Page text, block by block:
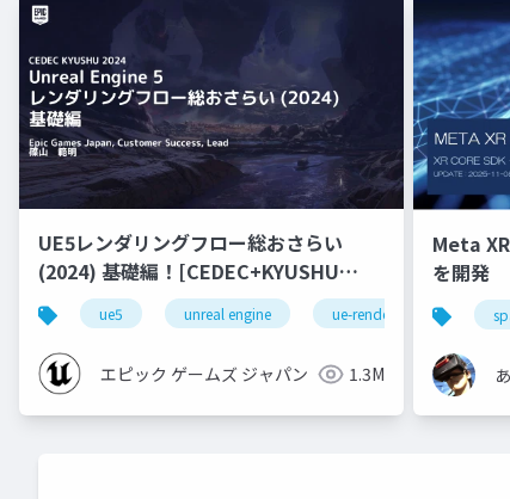
UE5レンダリングフロー総おさらい
(2024) 基礎編！[CEDEC+KYUSHU
2024] ue5 unreal engine ue-rendering
エピック ゲームズ ジャパン 1.3M
Meta
を開発